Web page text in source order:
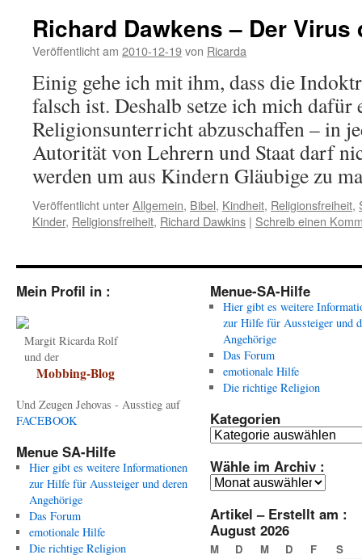
Richard Dawkens – Der Virus
Veröffentlicht am 2010-12-19von Ricarda
Einig gehe ich mit ihm, dass die
falsch ist. Deshalb setze ich mich dafür
Religionsunterricht abzuschaffen – in
Autorität von Lehrern und Staat darf
werden um aus Kindern Gläubige zu
Veröffentlicht unterAllgemein, Bibel, Kindheit, Religionsfreiheit,
Kinder, Religionsfreiheit, Richard Dawkins | Schreib einen
Mein Profil in :
Margit Ricarda Rolf
und der
Mobbing-Blog
Und Zeugen Jehovas - Ausstieg auf
FACEBOOK
Menue SA-Hilfe
Hier gibt es weitere Informationen
zur Hilfe für Aussteiger und deren
Angehörige
Das Forum
emotionale Hilfe
Die richtige Religion
Menue-SA-Hilfe
Hier gibt es weitere
zur Hilfe für Aussteiger und
Angehörige
Das Forum
emotionale Hilfe
Die richtige Religion
Kategorien
Kategorien
Wähle im Archiv :
Wähle
Archiv
:
Artikel – Erstellt am :
August 2026
M D M D F S